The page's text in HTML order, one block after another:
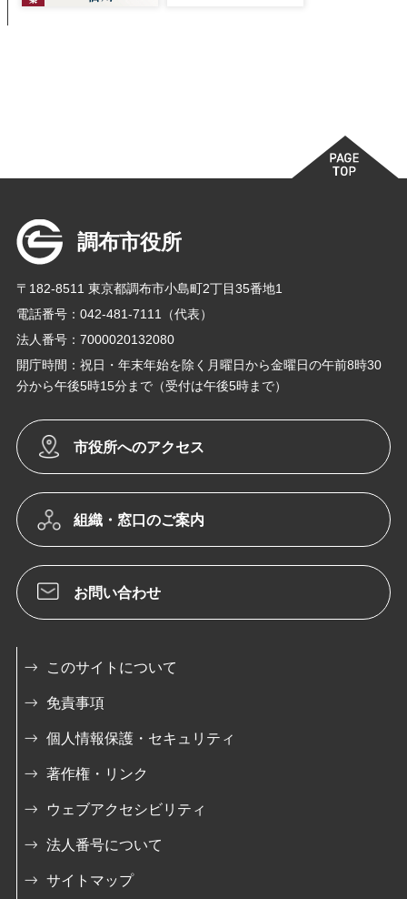
調布市役所
〒182-8511 東京都調布市小島町2丁目35番地1
電話番号：042-481-7111（代表）
法人番号：7000020132080
開庁時間：祝日・年末年始を除く月曜日から金曜日の午前8時30
分から午後5時15分まで（受付は午後5時まで）
市役所へのアクセス
組織・窓口のご案内
お問い合わせ
このサイトについて
免責事項
個人情報保護・セキュリティ
著作権・リンク
ウェブアクセシビリティ
法人番号について
サイトマップ